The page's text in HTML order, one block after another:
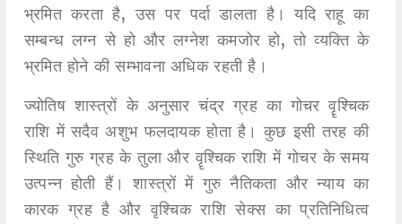
भ्रमित करता है, उस पर पर्दा डालता है। यदि राहू का
सम्बन्ध लग्न से हो और लग्नेश कमजोर हो, तो व्यक्ति के
भ्रमित होने की सम्भावना अधिक रहती है।
ज्योतिष शास्त्रों के अनुसार चंद्र ग्रह का गोचर वॄश्चिक
राशि में सदैव अशुभ फलदायक होता है। कुछ इसी तरह की
स्थिति गुरु ग्रह के तुला और वॄश्चिक राशि में गोचर के समय
उत्पन्न होती हैं। शास्त्रों में गुरु नैतिकता और न्याय का
कारक ग्रह है और वृश्चिक राशि सेक्स का प्रतिनिधित्व